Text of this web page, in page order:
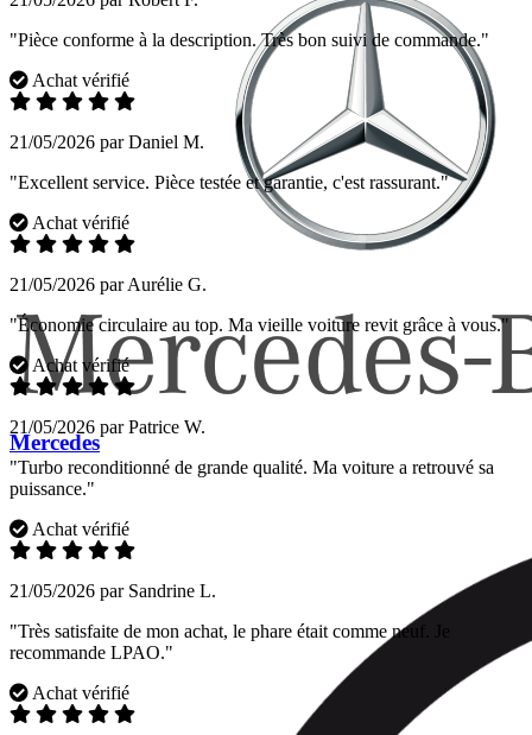
Mercedes
"Pièce conforme à la description. Très bon suivi de commande."
Achat vérifié
21/05/2026 par Daniel M.
"Excellent service. Pièce testée et garantie, c'est rassurant."
Achat vérifié
21/05/2026 par Aurélie G.
"Économie circulaire au top. Ma vieille voiture revit grâce à vous."
Achat vérifié
21/05/2026 par Patrice W.
"Turbo reconditionné de grande qualité. Ma voiture a retrouvé sa
puissance."
Achat vérifié
21/05/2026 par Sandrine L.
"Très satisfaite de mon achat, le phare était comme neuf. Je
recommande LPAO."
Achat vérifié